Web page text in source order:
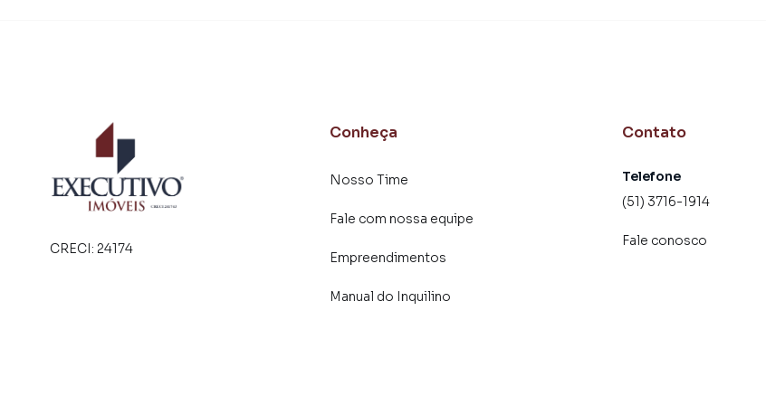
CRECI: 24174
Conheça
Nosso Time
Fale com nossa equipe
Empreendimentos
Manual do Inquilino
Contato
Telefone
(51) 3716-1914
Fale conosco